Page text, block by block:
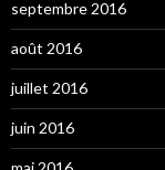
septembre 2016
août 2016
juillet 2016
juin 2016